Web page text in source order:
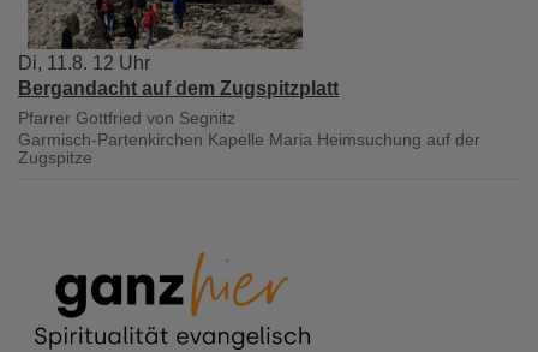
Di, 11.8. 12 Uhr
Bergandacht auf dem Zugspitzplatt
Pfarrer Gottfried von Segnitz
Garmisch-Partenkirchen Kapelle Maria Heimsuchung auf der
Zugspitze